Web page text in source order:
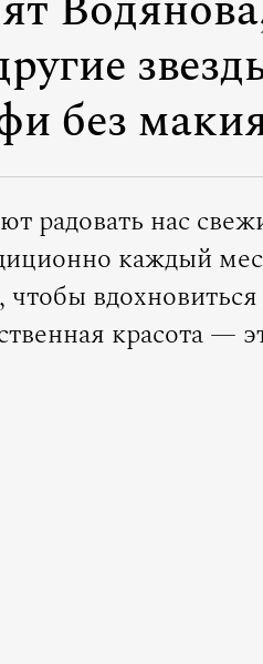
без
радовать нас
каждый
красота —